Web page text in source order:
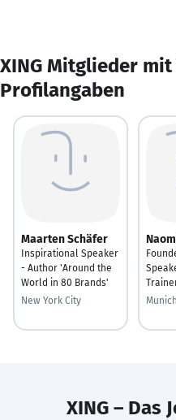
XING Mitglieder
Profilangaben
Maarten Schäfer
Inspirational Speaker
- Author 'Around the
World in 80 Brands'
New York City
Munich
XING – Das